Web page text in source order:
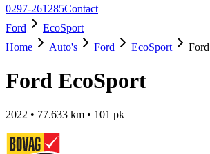
0297-261285Contact
Ford
EcoSport
Home
Auto's Ford EcoSport
Ford EcoSport
2022 • 77.633 km • 101 pk